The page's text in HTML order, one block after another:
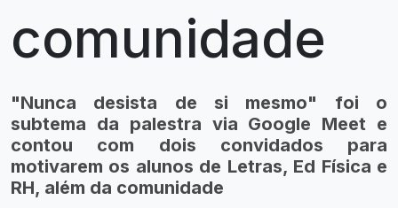
comunidade
"Nunca desista de si mesmo" foi o
subtema da palestra via Google Meet e
contou com dois convidados para
motivarem os alunos de Letras, Ed Física e
RH, além da comunidade